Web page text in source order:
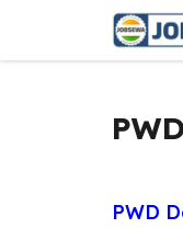
content
PWD